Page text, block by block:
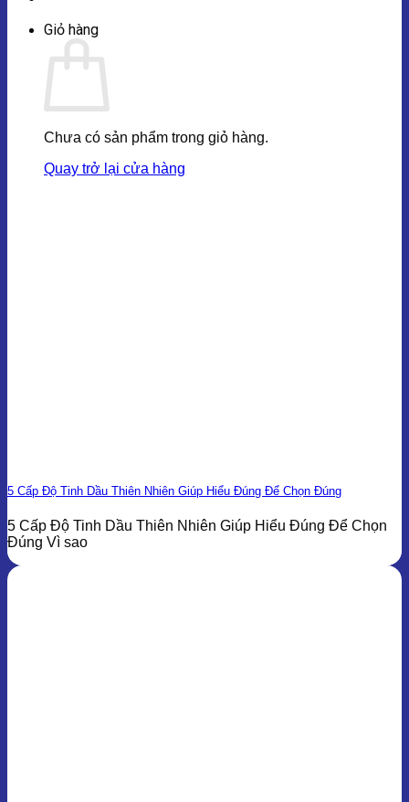
Giỏ hàng
Chưa có sản phẩm trong giỏ hàng.
Quay trở lại cửa hàng
5 Cấp Độ Tinh Dầu Thiên Nhiên Giúp Hiểu Đúng Để Chọn Đúng
5 Cấp Độ Tinh Dầu Thiên Nhiên Giúp Hiểu Đúng Để Chọn
Đúng Vì sao